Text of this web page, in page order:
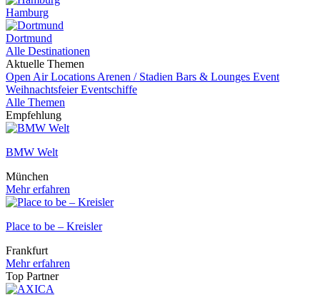
Hamburg
Dortmund
Alle Destinationen
Aktuelle Themen
Open Air Locations Arenen / Stadien Bars & Lounges Event
WeihnachtsfeierEventschiffe
Alle Themen
Empfehlung
BMW Welt
München
Mehr erfahren
Place to be – Kreisler
Frankfurt
Mehr erfahren
Top Partner